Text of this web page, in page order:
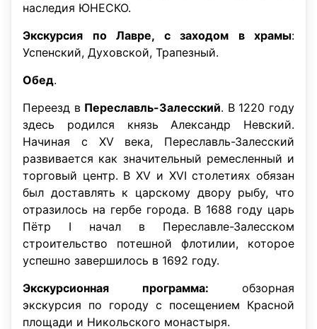
наследия ЮНЕСКО.
Экскурсия по Лавре, с заходом в храмы:
Успенский, Духовской, Трапезный.
Обед.
Переезд в Переславль-Залесский. В 1220 году
здесь родился князь Александр Невский.
Начиная с XV века, Переславль-Залесский
развивается как значительный ремесленный и
торговый центр. В XV и XVI столетиях обязан
был доставлять к царскому двору рыбу, что
отразилось на гербе города. В 1688 году царь
Пётр I начал в Переславле-Залесском
строительство потешной флотилии, которое
успешно завершилось в 1692 году.
Экскурсионная программа: обзорная
экскурсия по городу с посещением Красной
площади и Никольского монастыря.